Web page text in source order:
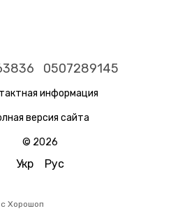
0507289145
информация
версия сайта
© 2026
Укр Рус
Хорошоп